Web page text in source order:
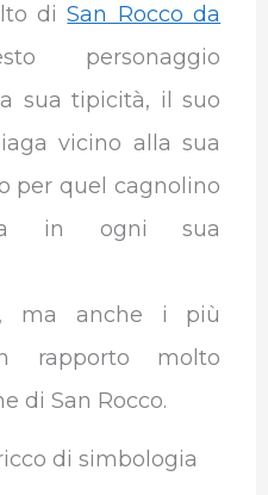
diSan Rocco da
personaggio
sua tipicità, il suo
vicino alla sua
per quel cagnolino
in ogni sua
ma anche i più
rapporto molto
di San Rocco.
di simbologia